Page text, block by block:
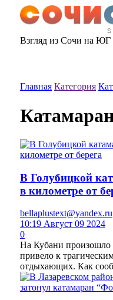
Взгляд из Сочи на
Главная Категория
В Голубицкой
в километре от
bellaplustext@yandex.ru
10:19 Август 09 2024
0
На Кубани произошло
привело к
отдыхающих. Как